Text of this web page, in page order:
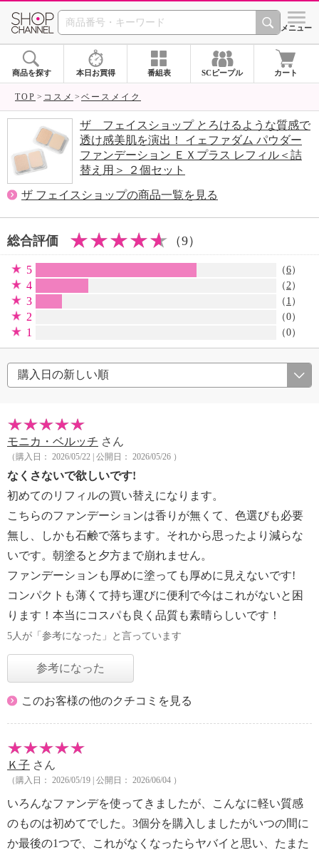
SHOP CHANNEL シメニュー
商品を探す 本日お買得 番組表 SCピープル カート
TOP コスメ ベースメイク
ザ フェイスショップ とろけるような質感で
透け感美肌を演出！ イェファダム パウダー
ファンデーション ＥＸプラス レフィル＜詰
替え用＞ ２個セット
ザ フェイスショップの商品一覧を見る
総合評価 （9）
5 （6）
4 （2）
3 （ 1 ）
2 （0）
1 （0）
モニカ・ベルッチ さん
（購入日： 2026/05/22 | 公開日： 2026/05/26 ）
なくさないで欲しいです!
初めてのリフィルの買い替えになります。
こちらのファンデーションは香りが無くて、色選びも必要
無し、しかも石鹸で落ちます。それから思ったより減らな
いです。朝塗ると夕方まで崩れません。
ファンデーションも厚めに塗っても厚めに見えないです!
コンパクトも薄くて持ち運びに便利で今はこれがないと困
ります！本当にコスパも良く品質も素晴らしいです！
5人が「参考になった」と言っています
参考になった
このお客様の他のクチコミを見る
Ｋ子 さん
（購入日： 2026/05/19 | 公開日： 2026/06/04 ）
いろんなファンデを使ってきましたが、こんなに軽い質感
のものは初めてでした。3個分を購入しましたがいつの間に
か最後の1つで、これがなくなったらヤバイと思い、たまた